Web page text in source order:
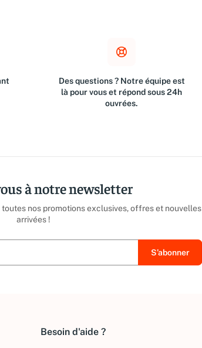
Des questions ? Notre équipe est
là pour vous et répond sous 24h
ouvrées.
à notre newsletter
toutes nos promotions exclusives, offres et nouvelles
arrivées !
Besoin d'aide ?